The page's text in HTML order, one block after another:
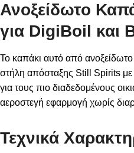
Ανοξείδωτο
για DigiBoil και
Το καπάκι αυτό από
στήλη απόσταξης Still Spirits με
για τους πιο διαδεδομένους
αεροστεγή εφαρμογή χωρίς
Τεχνικά